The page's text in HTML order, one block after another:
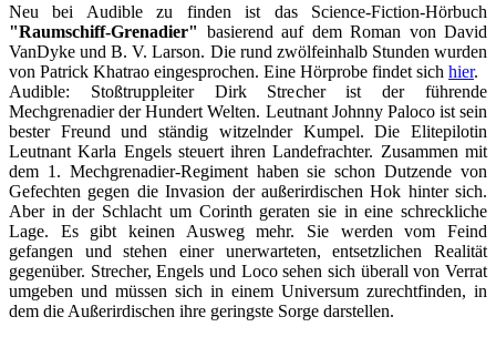
Neu bei Audible zu finden ist das Science-Fiction-Hörbuch
"Raumschiff-Grenadier" basierend auf dem Roman von David
VanDyke und B. V. Larson. Die rund zwölfeinhalb Stunden wurden
von Patrick Khatrao eingesprochen. Eine Hörprobe findet sich hier.
Audible: Stoßtruppleiter Dirk Strecher ist der führende
Mechgrenadier der Hundert Welten. Leutnant Johnny Paloco ist sein
bester Freund und ständig witzelnder Kumpel. Die Elitepilotin
Leutnant Karla Engels steuert ihren Landefrachter. Zusammen mit
dem 1. Mechgrenadier-Regiment haben sie schon Dutzende von
Gefechten gegen die Invasion der außerirdischen Hok hinter sich.
Aber in der Schlacht um Corinth geraten sie in eine schreckliche
Lage. Es gibt keinen Ausweg mehr. Sie werden vom Feind
gefangen und stehen einer unerwarteten, entsetzlichen Realität
gegenüber. Strecher, Engels und Loco sehen sich überall von Verrat
umgeben und müssen sich in einem Universum zurechtfinden, in
dem die Außerirdischen ihre geringste Sorge darstellen.